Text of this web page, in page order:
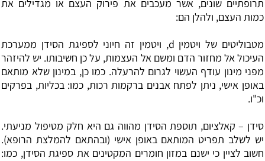
תרופתיים שונים, אשר מעכבים את פירוק העצם או מגדילים את
כמות העצם, ולהלן הם:
מטבוליטים של ויטמין d
, ויטמין זה חיוני לספיגת הסידן ממערכת
העיכול אל מחזור הדם ומשם אל העצמות, על כן חשיבותו. יש להיזהר
מפני מינון עודף העשוי לגרום להרעלה. כמו כן, במינון שלא מותאם
באופן אישי, ניתן לפתח אבנים ברקמות רכות, כמו: בכליות, בפרקים
וכ"ו.
סידן – קאלציום, תוספת הסידן מהווה גם היא חלק מטיפול מניעתי.
יש לשלב תפריט המותאם באופן אישי (ובהתאם להמלצת הרופא).
חשוב לציין כי ישנם במזון חומרים המקטינים את ספיגת הסידן, כמו: